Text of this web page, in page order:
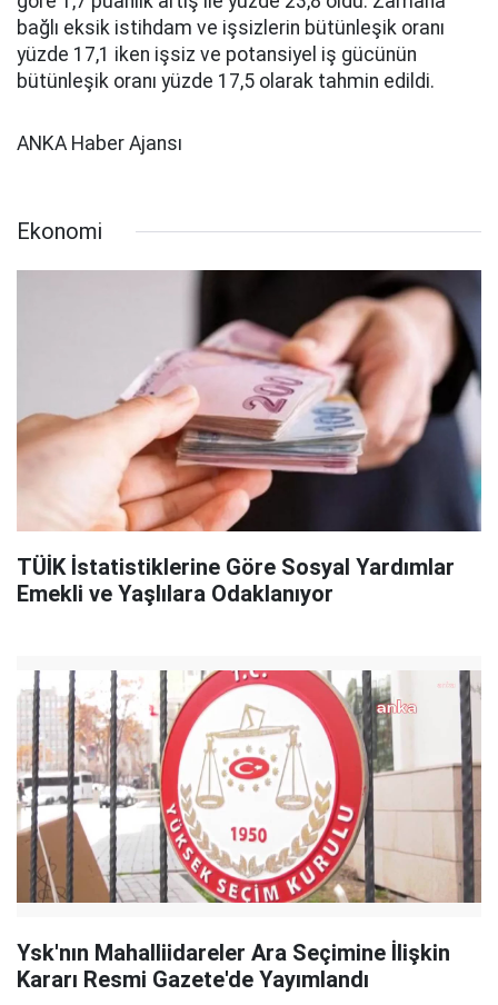
bağlı eksik istihdam ve işsizlerin bütünleşik oranı
yüzde 17,1 iken işsiz ve potansiyel iş gücünün
bütünleşik oranı yüzde 17,5 olarak tahmin edildi.
ANKA Haber Ajansı
Ekonomi
TÜİK İstatistiklerine Göre Sosyal Yardımlar
Emekli ve Yaşlılara Odaklanıyor
Ysk'nın Mahalliidareler Ara Seçimine İlişkin
Kararı Resmi Gazete'de Yayımlandı